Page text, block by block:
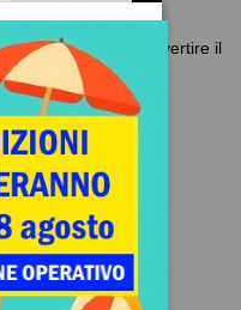
è sufficiente invertire il